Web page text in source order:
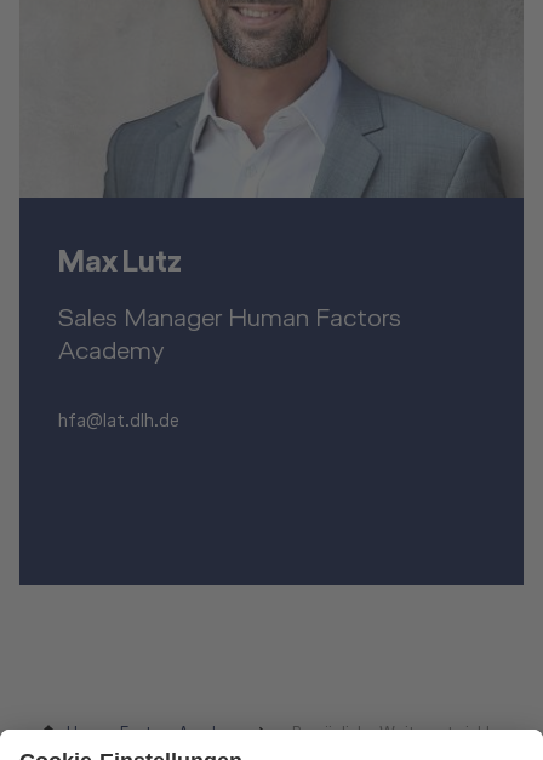
Max Lutz
Sales Manager Human Factors
Academy
hfa@lat.dlh.de
Human Factors Academy Persönliche Weiterentwicklung